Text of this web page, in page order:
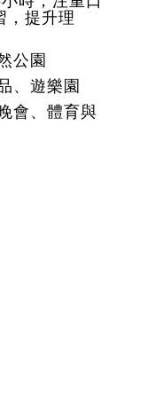
，提升理
公園
、遊樂園
會、體育與